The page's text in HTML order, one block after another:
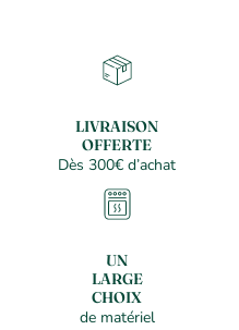
LIVRAISON
OFFERTE
Dès 300€ d’achat
UN
LARGE
CHOIX
de matériel